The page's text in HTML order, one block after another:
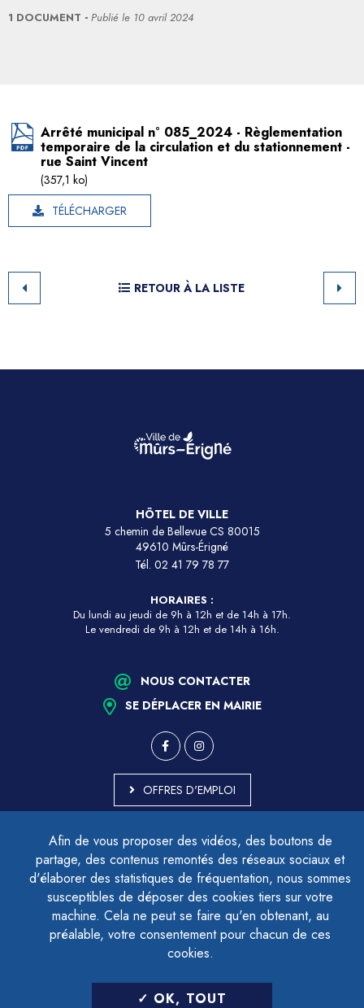
Afin de vous proposer des vidéos, des boutons de
partage, des contenus remontés des réseaux sociaux et
d'élaborer des statistiques de fréquentation, nous sommes
susceptibles de déposer des cookies tiers sur votre
machine. Cela ne peut se faire qu'en obtenant, au
préalable, votre consentement pour chacun de ces
cookies.
OK, TOUT
1 DOCUMENT Publié le 10 avril 2024
Arrêté municipal n° 085_2024 - Règlementation
temporaire de la circulation et du stationnement -
rue Saint Vincent
(357,1 ko)
TÉLÉCHARGER
RETOUR À LA LISTE
HÔTEL DE VILLE
5 chemin de Bellevue CS 80015
49610 Mûrs-Érigné
Tél. 02 41 79 78 77
HORAIRES :
Du lundi au jeudi de 9h à 12h et de 14h à 17h.
Le vendredi de 9h à 12h et de 14h à 16h.
NOUS CONTACTER
SE DÉPLACER EN MAIRIE
OFFRES D'EMPLOI
ACCESSIBILITÉ - PARTIELLEMENT CONFORME
PLAN DU SITE
MENTIONS LÉGALES
CONTACTER LE DÉLÉGUÉ À LA PROTECTION DES DONNÉES
GESTION DES COOKIES
LETTRE D'INFORMATION